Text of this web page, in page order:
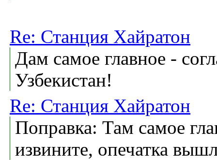
Re: Станция Хайратон
Дам самое главное -
Узбекистан!
Re: Станция Хайратон
Поправка: Там самое
извините, опечатка